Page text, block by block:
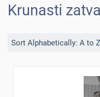
Krunasti
Sort Alphabetically: A to Z